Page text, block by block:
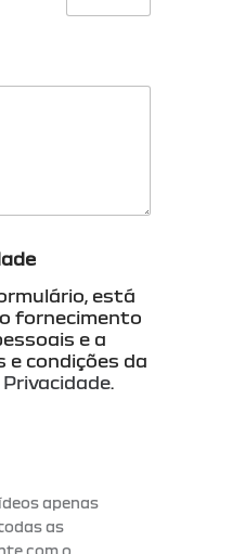
está
fornecimento
e a
e condições da
.
apenas
as
com o